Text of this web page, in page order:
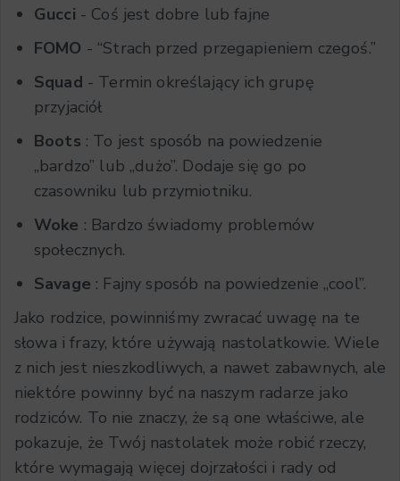
Gucci - Coś jest dobre lub fajne
FOMO - “Strach przed przegapieniem czegoś.”
Squad - Termin określający ich grupę
przyjaciół
Boots : To jest sposób na powiedzenie
„bardzo” lub „dużo”. Dodaje się go po
czasowniku lub przymiotniku.
Woke : Bardzo świadomy problemów
społecznych.
Savage : Fajny sposób na powiedzenie „cool”.
Jako rodzice, powinniśmy zwracać uwagę na te
słowa i frazy, które używają nastolatkowie. Wiele
z nich jest nieszkodliwych, a nawet zabawnych, ale
niektóre powinny być na naszym radarze jako
rodziców. To nie znaczy, że są one właściwe, ale
pokazuje, że Twój nastolatek może robić rzeczy,
które wymagają więcej dojrzałości i rady od